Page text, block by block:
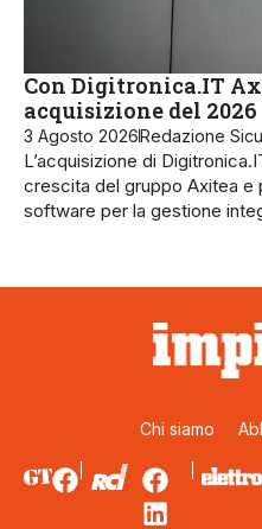
Con Digitronica.IT
acquisizione del 2026
3 Agosto 2026Redazione
L’acquisizione di
crescita del gruppo Axitea e
software per la gestione
Chi siamo